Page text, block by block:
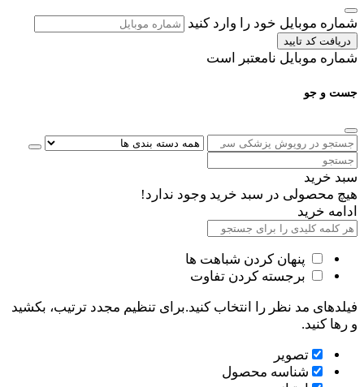
شماره موبایل خود را وارد کنید
دریافت کد تایید
شماره موبایل نامعتبر است
جست و جو
سبد خرید
هیچ محصولی در سبد خرید وجود ندارد!
ادامه خرید
پنهان کردن شباهت ها
برجسته کردن تفاوت
فیلدهای مد نظر را انتخاب کنید.برای تنظیم مجدد ترتیب، بکشید
و رها کنید.
تصویر
شناسه محصول